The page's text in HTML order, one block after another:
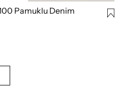
Pamuklu Denim